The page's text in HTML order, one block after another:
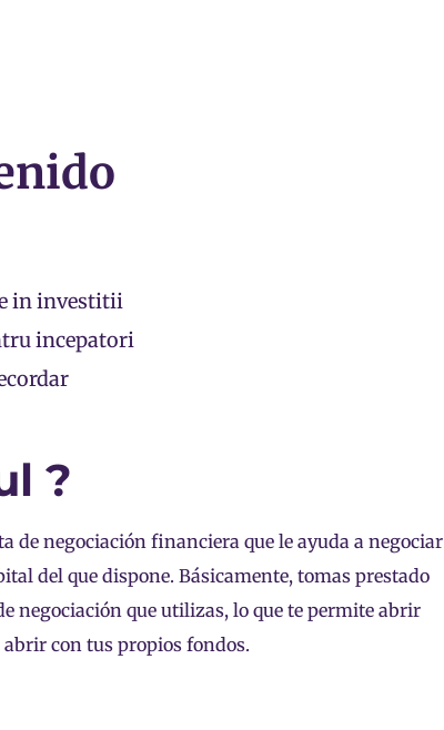
in investitii
incepatori
?
de negociación financiera que le ayuda a negociar
del que dispone. Básicamente, tomas prestado
negociación que utilizas, lo que te permite abrir
con tus propios fondos.